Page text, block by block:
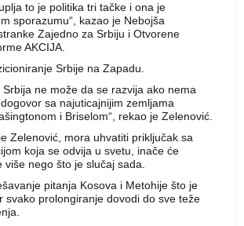
to je politika tri tačke i ona je
sporazumu“, kazao je Nebojša
Zajedno za Srbiju i Otvorene
AKCIJA.
Srbije na Zapadu.
Srbija ne može da se razvija ako nema
sa najuticajnijim zemljama
i Briselom“, rekao je Zelenović.
Zelenović, mora uhvatiti priključak sa
koja se odvija u svetu, inače će
više nego što je slučaj sada.
pitanja Kosova i Metohije što je
svako prolongiranje dovodi do sve teže